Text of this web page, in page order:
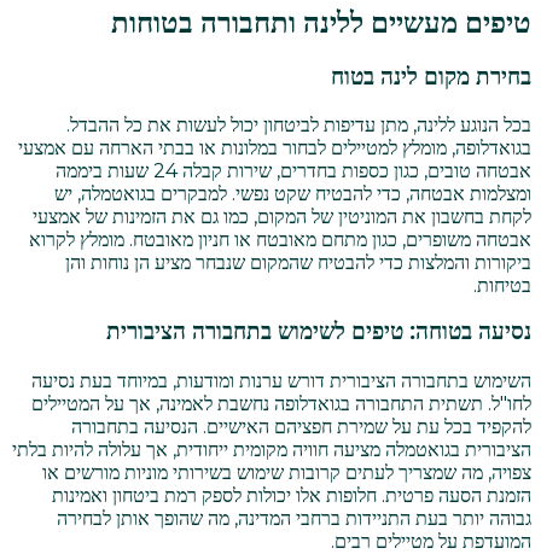
טיפים מעשיים ללינה ותחבורה בטוחות
בחירת מקום לינה בטוח
בכל הנוגע ללינה, מתן עדיפות לביטחון יכול לעשות את כל ההבדל.
בגואדלופה, מומלץ למטיילים לבחור במלונות או בבתי הארחה עם אמצעי
אבטחה טובים, כגון כספות בחדרים, שירות קבלה 24 שעות ביממה
ומצלמות אבטחה, כדי להבטיח שקט נפשי. למבקרים בגואטמלה, יש
לקחת בחשבון את המוניטין של המקום, כמו גם את הזמינות של אמצעי
אבטחה משופרים, כגון מתחם מאובטח או חניון מאובטח. מומלץ לקרוא
ביקורות והמלצות כדי להבטיח שהמקום שנבחר מציע הן נוחות והן
בטיחות.
נסיעה בטוחה: טיפים לשימוש בתחבורה הציבורית
השימוש בתחבורה הציבורית דורש ערנות ומודעות, במיוחד בעת נסיעה
לחו"ל. תשתית התחבורה בגואדלופה נחשבת לאמינה, אך על המטיילים
להקפיד בכל עת על שמירת חפציהם האישיים. הנסיעה בתחבורה
הציבורית בגואטמלה מציעה חוויה מקומית ייחודית, אך עלולה להיות בלתי
צפויה, מה שמצריך לעתים קרובות שימוש בשירותי מוניות מורשים או
הזמנת הסעה פרטית. חלופות אלו יכולות לספק רמת ביטחון ואמינות
גבוהה יותר בעת התניידות ברחבי המדינה, מה שהופך אותן לבחירה
המועדפת על מטיילים רבים.